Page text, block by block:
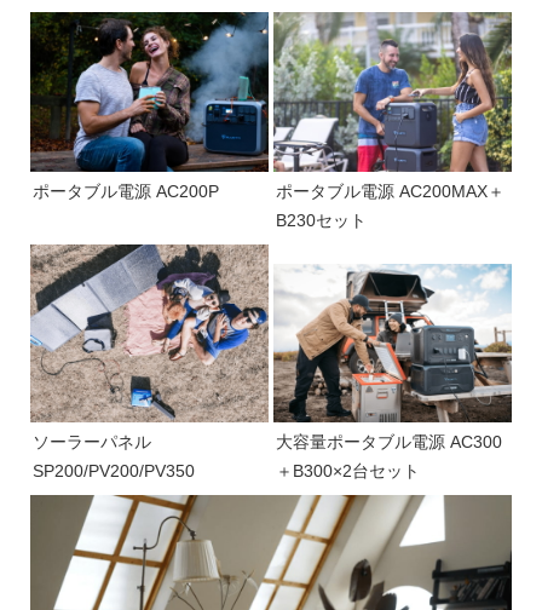
ポータブル電源 AC200P
ポータブル電源 AC200MAX＋
B230セット
ソーラーパネル
SP200/PV200/PV350
大容量ポータブル電源 AC300
＋B300×2台セット